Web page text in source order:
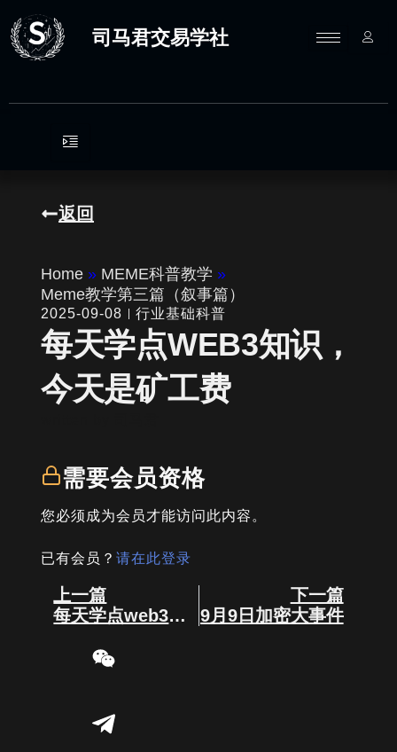
至
内
司马君交易学社
返回
Home » MEME科普教学 »
Meme教学第三篇（叙事篇）
2025-09-08 行业基础科普
每天学点WEB3知识，
今天是矿工费
需要会员资格
您必须成为会员才能访问此内容。
已有会员？ 请在此登录
Prev
上一篇
每天学点web3知识，今天是智能合约
下一篇
9月9日加密大事件